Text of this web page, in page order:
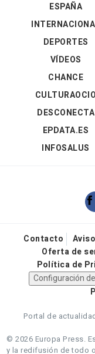
ESPAÑA
DEPORTES
VÍDEOS
CHANCE
CULTURAOCIO
DESCONECTA
EPDATA.ES
INFOSALUS
Contacto
Oferta de
Política de
Configuración
Portal de
© 2026 Europa Press.
y la redifusión de todo